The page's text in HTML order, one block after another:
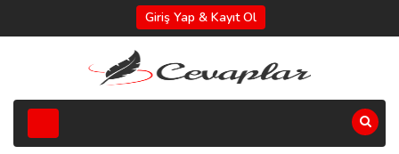
Giriş Yap & Kayıt Ol